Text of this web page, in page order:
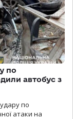
по
автобус з
по
атаки на